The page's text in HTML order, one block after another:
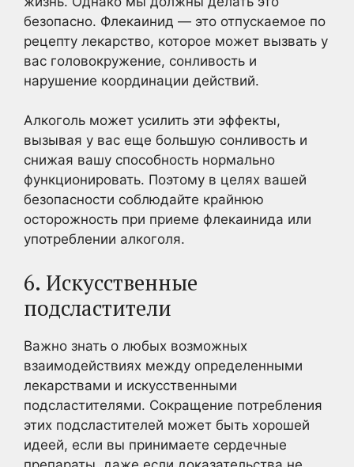
безопасно. Флекаинид — это отпускаемое по
рецепту лекарство, которое может вызвать у
вас головокружение, сонливость и
нарушение координации действий.
Алкоголь может усилить эти эффекты,
вызывая у вас еще большую сонливость и
снижая вашу способность нормально
функционировать. Поэтому в целях вашей
безопасности соблюдайте крайнюю
осторожность при приеме флекаинида или
употреблении алкоголя.
6. Искусственные
подсластители
Важно знать о любых возможных
взаимодействиях между определенными
лекарствами и искусственными
подсластителями. Сокращение потребления
этих подсластителей может быть хорошей
идеей, если вы принимаете сердечные